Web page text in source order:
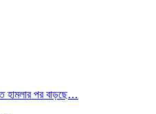
হামলার পর বাড়ছে…